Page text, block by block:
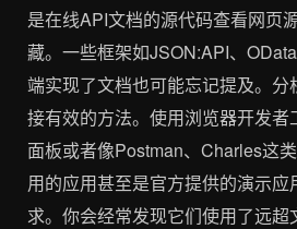
是在线API文档的源代码查看网页
藏。一些框架如JSON:API、
端实现了文档也可能忘记提及。分
接有效的方法。使用浏览器开发者
面板或者像Postman、Charles这
用的应用甚至是官方提供的演示
求。你会经常发现它们使用了远超